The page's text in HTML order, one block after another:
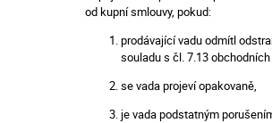
od kupní smlouvy, pokud:
prodávající vadu odmítl
souladu s čl. 7.13 obchodních
se vada projeví opakovaně,
je vada podstatným